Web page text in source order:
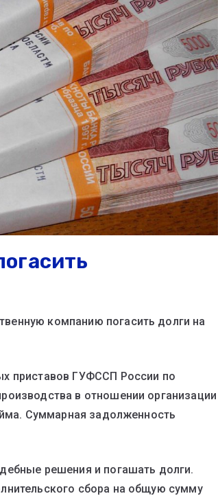
компанию погасить долги на
приставов ГУФССП России по
в отношении организации
Суммарная задолженность
решения и погашать долги.
сбора на общую сумму